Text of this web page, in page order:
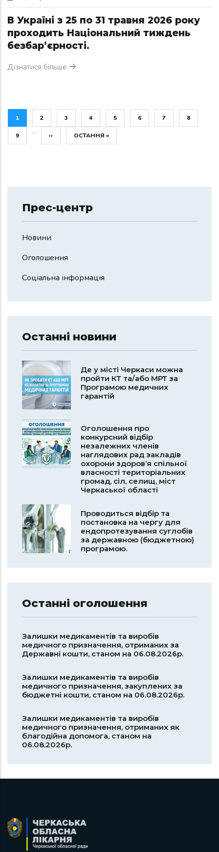
В Україні з 25 по 31 травня 2026 року
проходить Національний тиждень
безбар’єрності.
Дізнатися більше
ПОТОЧНА СТОРІНКА
1 СТОРІНКА
2 СТОРІНКА
3 СТОРІНКА
4 СТОРІНКА
5 СТОРІНКА
6 СТОРІНКА
7 СТОРІНКА
8
СТОРІНКА
9
… НАСТУПНА СТОРІНКА
›› ОСТАННЯ СТОРІНКА
ОСТАННЯ »
Прес-центр
Новини
Оголошення
Соціальна інформація
Останні новини
Де у місті Черкаси можна
пройти КТ та/або МРТ за
Програмою медичних
гарантій
Оголошення про
конкурсний відбір
незалежних членів
наглядових рад закладів
охорони здоров’я спільної
власності територіальних
громад, сіл, селищ, міст
Черкаської області
Проводиться відбір та
постановка на чергу для
ендопротезування суглобів
за державною (бюджетною)
програмою.
Останні оголошення
Залишки медикаментів та виробів
медичного призначення, отриманих за
Державні кошти, станом на 06.08.2026р.
Залишки медикаментів та виробів
медичного призначення, закуплених за
бюджетні кошти, станом на 06.08.2026р.
Залишки медикаментів та виробів
медичного призначення, отриманих як
благодійна допомога, станом на
06.08.2026р.